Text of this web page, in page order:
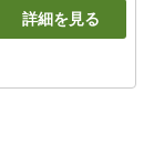
詳細を見る